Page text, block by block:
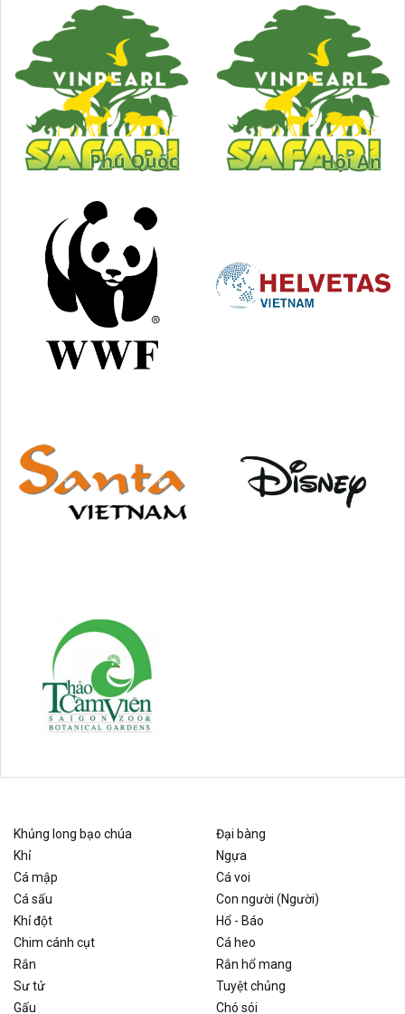
Khủng long bạo chúa
Đại bàng
Khỉ
Ngựa
Cá mập
Cá voi
Cá sấu
Con người (Người)
Khỉ đột
Hổ - Báo
Chim cánh cụt
Cá heo
Rắn
Rắn hổ mang
Sư tử
Tuyệt chủng
Gấu
Chó sói